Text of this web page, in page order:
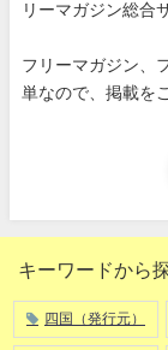
リーマガジン総合
フリーマガジン、
単なので、掲載を
キーワードから
四国（発行元）